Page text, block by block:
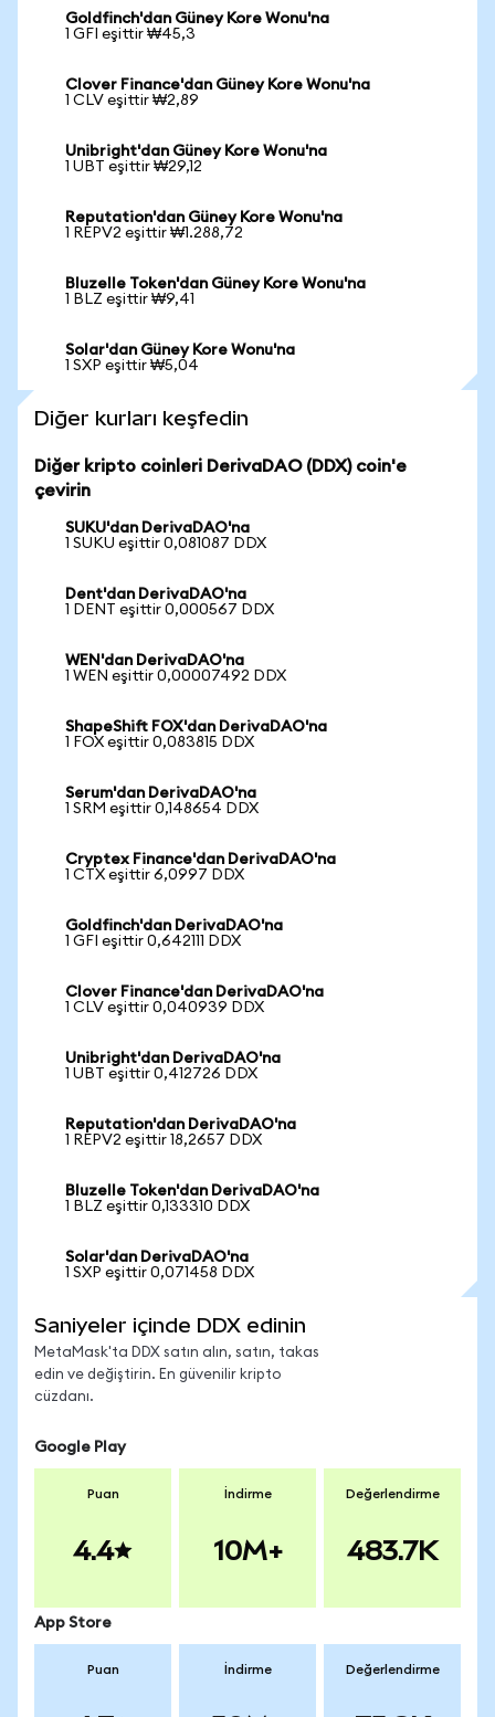
Goldfinch'dan Güney Kore Wonu'na
1 GFI eşittir ₩45,3
Clover Finance'dan Güney Kore Wonu'na
1 CLV eşittir ₩2,89
Unibright'dan Güney Kore Wonu'na
1 UBT eşittir ₩29,12
Reputation'dan Güney Kore Wonu'na
1 REPV2 eşittir ₩1.288,72
Bluzelle Token'dan Güney Kore Wonu'na
1 BLZ eşittir ₩9,41
Solar'dan Güney Kore Wonu'na
1 SXP eşittir ₩5,04
Diğer kurları keşfedin
Diğer kripto coinleri DerivaDAO (DDX) coin'e
çevirin
SUKU'dan DerivaDAO'na
1 SUKU eşittir 0,081087 DDX
Dent'dan DerivaDAO'na
1 DENT eşittir 0,000567 DDX
WEN'dan DerivaDAO'na
1 WEN eşittir 0,00007492 DDX
ShapeShift FOX'dan DerivaDAO'na
1 FOX eşittir 0,083815 DDX
Serum'dan DerivaDAO'na
1 SRM eşittir 0,148654 DDX
Cryptex Finance'dan DerivaDAO'na
1 CTX eşittir 6,0997 DDX
Goldfinch'dan DerivaDAO'na
1 GFI eşittir 0,642111 DDX
Clover Finance'dan DerivaDAO'na
1 CLV eşittir 0,040939 DDX
Unibright'dan DerivaDAO'na
1 UBT eşittir 0,412726 DDX
Reputation'dan DerivaDAO'na
1 REPV2 eşittir 18,2657 DDX
Bluzelle Token'dan DerivaDAO'na
1 BLZ eşittir 0,133310 DDX
Solar'dan DerivaDAO'na
1 SXP eşittir 0,071458 DDX
Saniyeler içinde DDX edinin
MetaMask'ta DDX satın alın, satın, takas
edin ve değiştirin. En güvenilir kripto
cüzdanı.
Google Play
Puan
4.4
İndirme
10M+
Değerlendirme
483.7K
App Store
Puan İndirme Değerlendirme